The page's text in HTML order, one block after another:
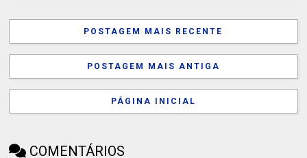
POSTAGEM MAIS RECENTE
POSTAGEM MAIS ANTIGA
PÁGINA INICIAL
COMENTÁRIOS